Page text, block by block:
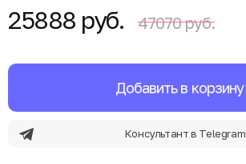
25888 руб. 47070 руб.
Добавить в корзину
Консультант в Telegram